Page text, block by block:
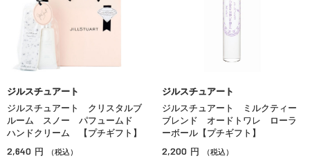
ジルスチュアート
ジルスチュアート クリスタルブ
ルーム スノー パフュームド
ハンドクリーム 【プチギフト】
2,640 円 （税込）
ジルスチュアート
ジルスチュアート ミルクティー
ブレンド オードトワレ ローラ
ーボール【プチギフト】
2,200 円 （税込）